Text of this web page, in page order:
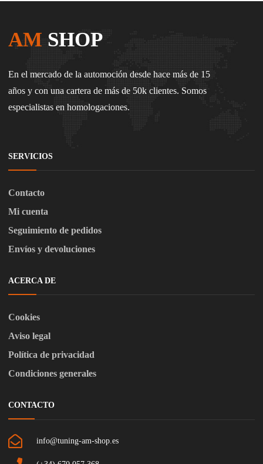
AM SHOP
En el mercado de la automoción desde hace más de 15
años y con una cartera de más de 50k clientes. Somos
especialistas en homologaciones.
SERVICIOS
Contacto
Mi cuenta
Seguimiento de pedidos
Envíos y devoluciones
ACERCA DE
Cookies
Aviso legal
Política de privacidad
Condiciones generales
CONTACTO
info@tuning-am-shop.es